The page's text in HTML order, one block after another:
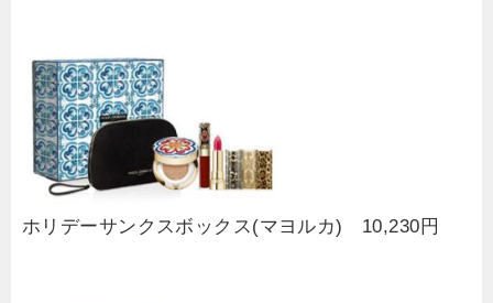
ホリデーサンクスボックス(マヨルカ) 10,230円